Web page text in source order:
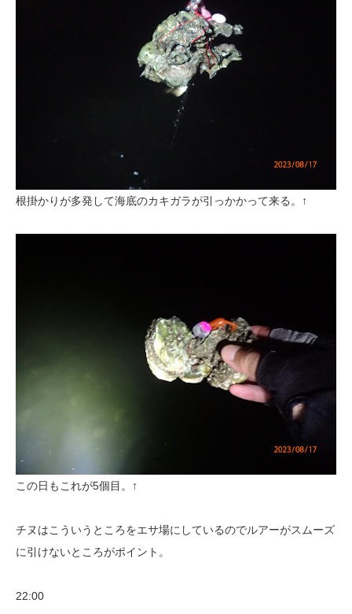
根掛かりが多発して海底のカキガラが引っかかって来る。↑
この日もこれが5個目。↑
チヌはこういうところをエサ場にしているのでルアーがスムーズ
に引けないところがポイント。
22:00